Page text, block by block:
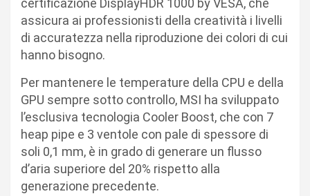
certificazione DisplayHDR 1000 by VESA, che
assicura ai professionisti della creatività i livelli
di accuratezza nella riproduzione dei colori di cui
hanno bisogno.
Per mantenere le temperature della CPU e della
GPU sempre sotto controllo, MSI ha sviluppato
l’esclusiva tecnologia Cooler Boost, che con 7
heap pipe e 3 ventole con pale di spessore di
soli 0,1 mm, è in grado di generare un flusso
d’aria superiore del 20% rispetto alla
generazione precedente.